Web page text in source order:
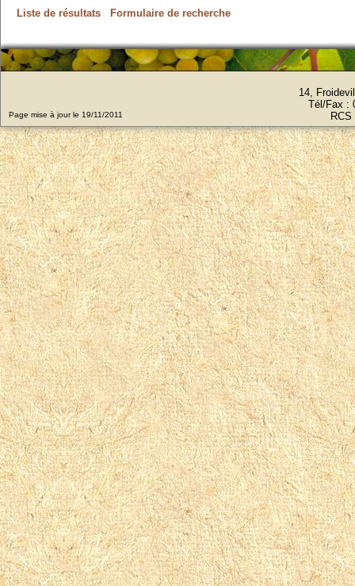
Liste de résultats Formulaire de recherche
14,
Tél/Fax :
Page mise à jour le 19/11/2011